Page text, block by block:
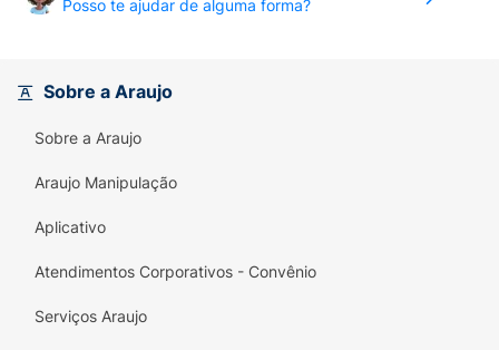
Posso te ajudar de alguma forma?
Sobre a Araujo
Sobre a Araujo
Araujo Manipulação
Aplicativo
Atendimentos Corporativos - Convênio
Serviços Araujo